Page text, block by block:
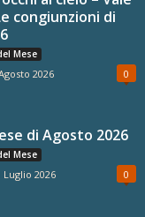
congiunzioni di
Mese
2026 0
di Agosto 2026
Mese
Luglio 2026 0